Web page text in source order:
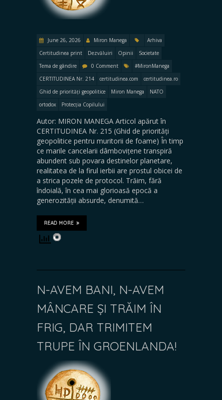
June 26, 2026 Miron Manega
Arhiva
Certitudinea print
Dezvăluiri Opinii
Societate
Tema de gândire
0 Comment
#MironManega
CERTITUDINEA Nr. 214
certitudinea.com
certitudinea.ro
Ghid de priorități geopolitice
Miron Manega
NATO
ortodox
Protecția Copilului
Autor: MIRON MANEGA Articol apărut în
CERTITUDINEA Nr. 215 (Ghid de priorități
geopolitice pentru muritorii de foame) În timp
ce marile cancelarii dâmbovițene transpiră
abundent sub povara destinelor planetare,
realitatea de la firul ierbii are prostul obicei de
a strica pozele de protocol. Trăim, fără
îndoială, în cea mai glorioasă epocă a
generozității absurde, denumită…
READ MORE
N-AVEM BANI, N-AVEM
MÂNCARE ȘI TRĂIM ÎN
FRIG, DAR TRIMITEM
TRUPE ÎN GROENLANDA!